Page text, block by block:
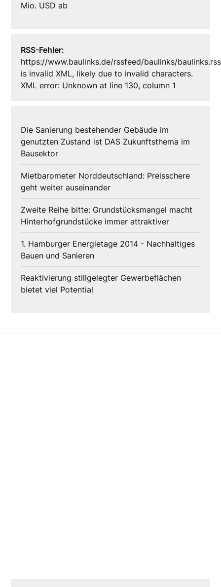
Mio. USD ab
RSS-Fehler:
https://www.baulinks.de/rssfeed/baulinks/baulinks.rss
is invalid XML, likely due to invalid characters.
XML error: Unknown at line 130, column 1
Die Sanierung bestehender Gebäude im
genutzten Zustand ist DAS Zukunftsthema im
Bausektor
Mietbarometer Norddeutschland: Preisschere
geht weiter auseinander
Zweite Reihe bitte: Grundstücksmangel macht
Hinterhofgrundstücke immer attraktiver
1. Hamburger Energietage 2014 - Nachhaltiges
Bauen und Sanieren
Reaktivierung stillgelegter Gewerbeflächen
bietet viel Potential